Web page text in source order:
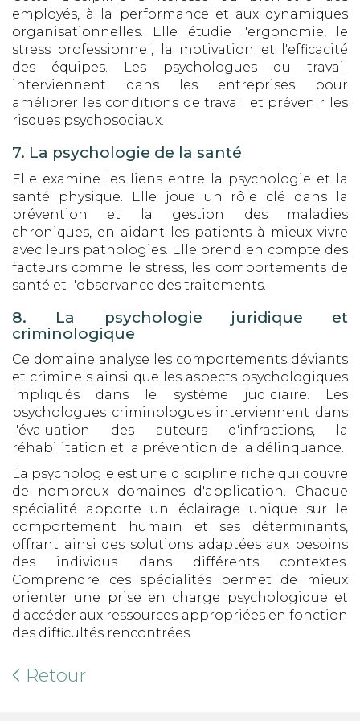
employés, à la performance et aux dynamiques
organisationnelles. Elle étudie l'ergonomie, le
stress professionnel, la motivation et l'efficacité
des équipes. Les psychologues du travail
interviennent dans les entreprises pour
améliorer les conditions de travail et prévenir les
risques psychosociaux.
7. La psychologie de la santé
Elle examine les liens entre la psychologie et la
santé physique. Elle joue un rôle clé dans la
prévention et la gestion des maladies
chroniques, en aidant les patients à mieux vivre
avec leurs pathologies. Elle prend en compte des
facteurs comme le stress, les comportements de
santé et l'observance des traitements.
8. La psychologie juridique et
criminologique
Ce domaine analyse les comportements déviants
et criminels ainsi que les aspects psychologiques
impliqués dans le système judiciaire. Les
psychologues criminologues interviennent dans
l'évaluation des auteurs d'infractions, la
réhabilitation et la prévention de la délinquance.
La psychologie est une discipline riche qui couvre
de nombreux domaines d'application. Chaque
spécialité apporte un éclairage unique sur le
comportement humain et ses déterminants,
offrant ainsi des solutions adaptées aux besoins
des individus dans différents contextes.
Comprendre ces spécialités permet de mieux
orienter une prise en charge psychologique et
d'accéder aux ressources appropriées en fonction
des difficultés rencontrées.
Retour